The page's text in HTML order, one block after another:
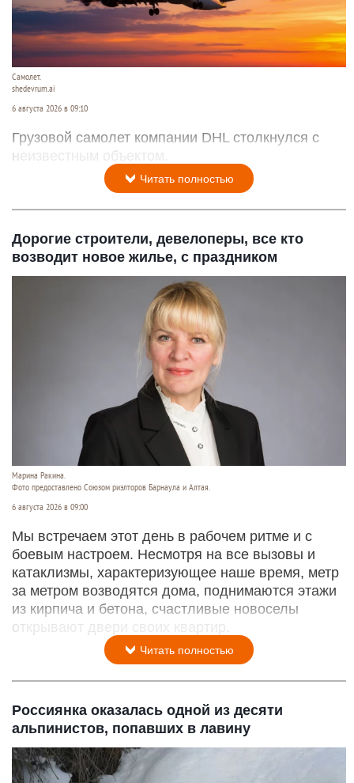
Самолет.
shedevrum.ai
6 августа 2026 в 09:10
Грузовой самолет компании DHL столкнулся с
неизвестным объектом.
Читать полностью
Дорогие строители, девелоперы, все кто
возводит новое жилье, с праздником
Марина Ракина.
Фото предоставлено Союзом риэлторов Барнаула и Алтая.
6 августа 2026 в 09:00
Мы встречаем этот день в рабочем ритме и с
боевым настроем. Несмотря на все вызовы и
катаклизмы, характеризующее наше время, метр
за метром возводятся дома, поднимаются этажи
из кирпича и бетона, счастливые новоселы
открывают двери своих квартир.
Читать полностью
Россиянка оказалась одной из десяти
альпинистов, попавших в лавину